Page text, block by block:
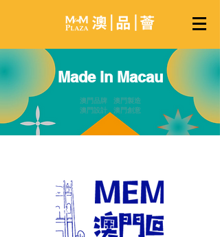
Made in Macau
澳門品牌 澳門製造
澳門設計 澳門創意